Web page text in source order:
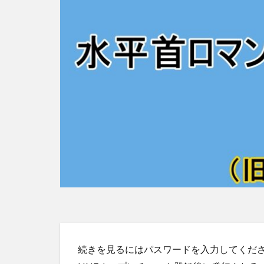
続きを見るにはパスワードを入力してくだ